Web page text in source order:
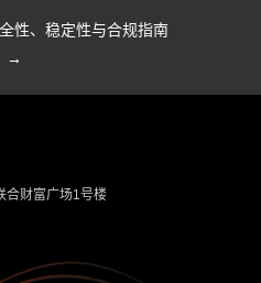
性、稳定性与合规指南
→
合财富广场1号楼